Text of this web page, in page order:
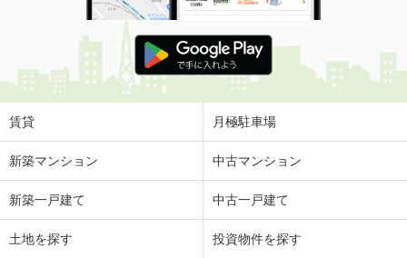
賃貸 月極駐車場
新築マンション 中古マンション
新築一戸建て 中古一戸建て
土地を探す 投資物件を探す